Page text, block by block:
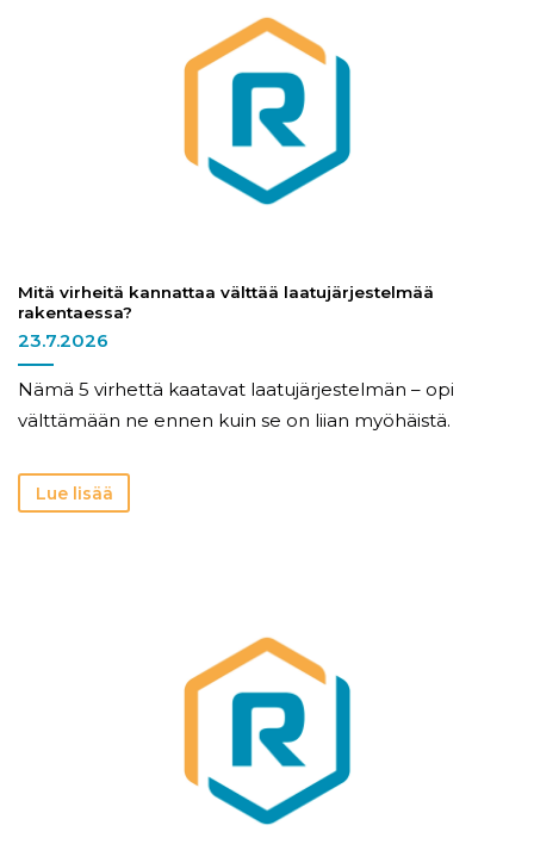
Mitä virheitä kannattaa välttää laatujärjestelmää
rakentaessa?
23.7.2026
Nämä 5 virhettä kaatavat laatujärjestelmän – opi
välttämään ne ennen kuin se on liian myöhäistä.
Lue lisää